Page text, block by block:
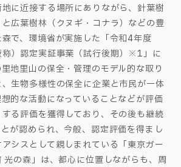
に近接する場所にありながら、針葉樹
広葉樹林（クヌギ・コナラ）などの豊
で、環境省が実施した「令和4年度
称）認定実証事業（試行後期）※1」に
地里山の保全・管理のモデル的な取り
生物多様性の保全に企業と市民が一体
的な活動になっていることなどが評価
る評価を獲得しており、その後も継続
が認められ、今般、認定評価を得まし
シスとして親しまれている「東京ガー
光の森」は、都心に位置しながらも、周